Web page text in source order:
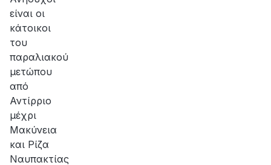
είναι οι
κάτοικοι
του
παραλιακού
μετώπου
από
Αντίρριο
μέχρι
Μακύνεια
και Ρίζα
Ναυπακτίας